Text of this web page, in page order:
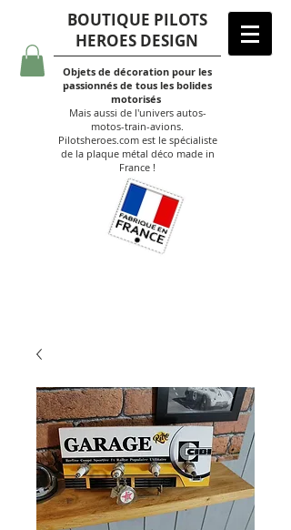
BOUTIQUE PILOTS
HEROES DESIGN
Objets de décoration pour les
passionnés de tous les bolides
motorisés
Mais aussi de l'univers autos-
motos-train-avions.
Pilotsheroes.com est le spécialiste
de la plaque métal déco made in
France !